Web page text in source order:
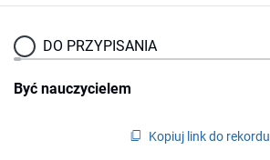
DO PRZYPISANIA
Być nauczycielem
Kopiuj link do rekordu